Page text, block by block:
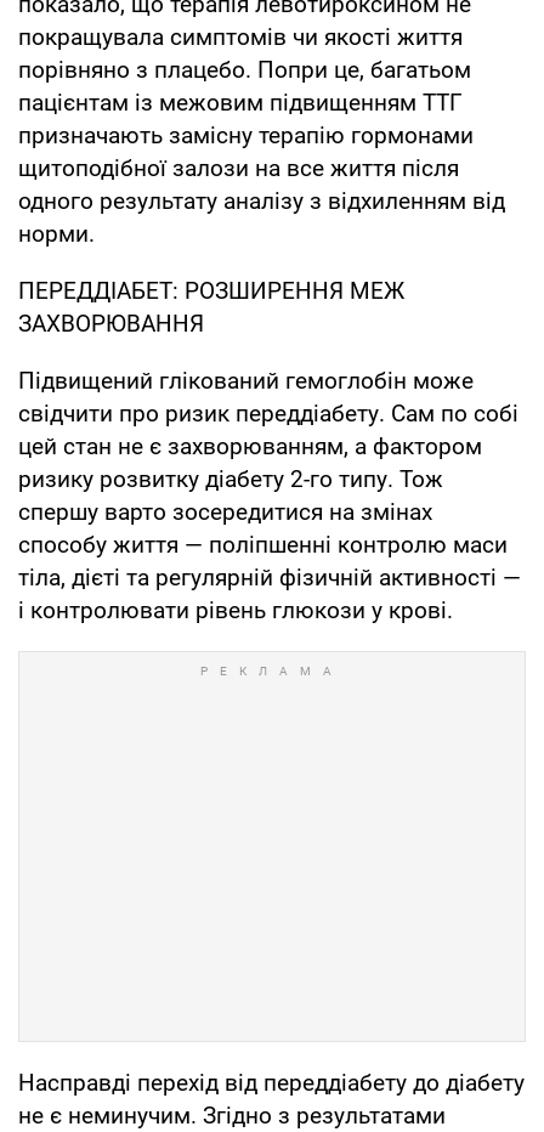
покращувала симптомів чи якості життя
порівняно з плацебо. Попри це, багатьом
пацієнтам із межовим підвищенням ТТГ
призначають замісну терапію гормонами
щитоподібної залози на все життя після
одного результату аналізу з відхиленням від
норми.
ПЕРЕДДІАБЕТ: РОЗШИРЕННЯ МЕЖ
ЗАХВОРЮВАННЯ
Підвищений глікований гемоглобін може
свідчити про ризик переддіабету. Сам по собі
цей стан не є захворюванням, а фактором
ризику розвитку діабету 2-го типу. Тож
спершу варто зосередитися на змінах
способу життя — поліпшенні контролю маси
тіла, дієті та регулярній фізичній активності —
і контролювати рівень глюкози у крові.
Насправді перехід від переддіабету до діабету
не є неминучим. Згідно з результатами